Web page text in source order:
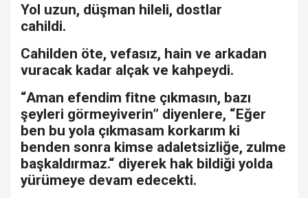
Yol uzun, düşman hileli, dostlar
cahildi.
Cahilden öte, vefasız, hain ve arkadan
vuracak kadar alçak ve kahpeydi.
“Aman efendim fitne çıkmasın, bazı
şeyleri görmeyiverin” diyenlere, “Eğer
ben bu yola çıkmasam korkarım ki
benden sonra kimse adaletsizliğe, zulme
başkaldırmaz.“ diyerek hak bildiği yolda
yürümeye devam edecekti.